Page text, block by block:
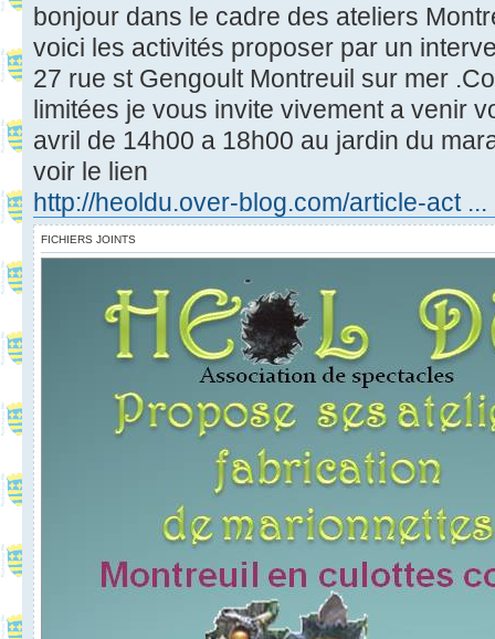
bonjour dans le cadre des ateliers
voici les activités proposer par un
27 rue st Gengoult Montreuil sur mer
limitées je vous invite vivement a venir
avril de 14h00 a 18h00 au jardin du
voir le lien
http://heoldu.over-blog.com/article-act
FICHIERS JOINTS